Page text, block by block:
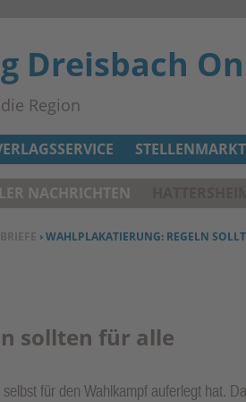
Dreisbach
Region
› WAHLPLAKATIERUNG: REGELN
sollten für alle
für den Wahlkampf auferlegt hat.
NACHRICHTEN
STELLENMARKT